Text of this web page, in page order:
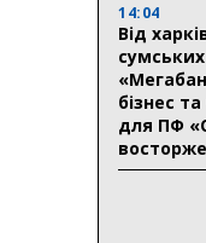
14:04
Від
бізнес
для ПФ